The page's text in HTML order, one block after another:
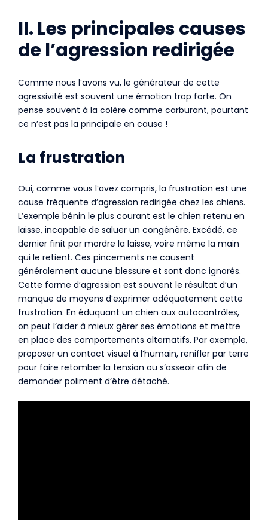
II. Les principales causes
de l’agression redirigée
Comme nous l’avons vu, le générateur de cette
agressivité est souvent une émotion trop forte. On
pense souvent à la colère comme carburant, pourtant
ce n’est pas la principale en cause !
La frustration
Oui, comme vous l’avez compris, la frustration est une
cause fréquente d’agression redirigée chez les chiens.
L’exemple bénin le plus courant est le chien retenu en
laisse, incapable de saluer un congénère. Excédé, ce
dernier finit par mordre la laisse, voire même la main
qui le retient. Ces pincements ne causent
généralement aucune blessure et sont donc ignorés.
Cette forme d’agression est souvent le résultat d’un
manque de moyens d’exprimer adéquatement cette
frustration. En éduquant un chien aux autocontrôles,
on peut l’aider à mieux gérer ses émotions et mettre
en place des comportements alternatifs. Par exemple,
proposer un contact visuel à l’humain, renifler par terre
pour faire retomber la tension ou s’asseoir afin de
demander poliment d’être détaché.